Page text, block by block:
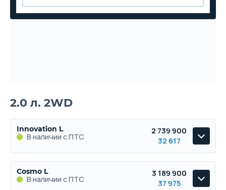
2.0 л. 2WD
Innovation L
В наличии с ПТС
2 739 900
32 617
Innovation L
В наличии с ПТС
Cosmo L
В наличии с ПТС
3 189 900
37 975